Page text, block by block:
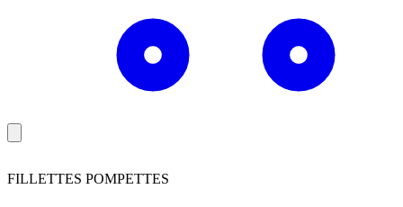
FILLETTES POMPETTES